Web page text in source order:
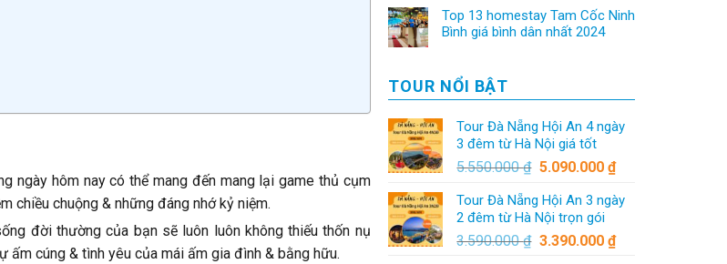
ngày hôm nay có thể mang đến mang lại game thủ cụm
chiều chuộng & những đáng nhớ kỷ niệm.
đời thường của bạn sẽ luôn luôn không thiếu thốn nụ
cúng & tình yêu của mái ấm gia đình & bằng hữu.
Top 13 homestay Tam Cốc Ninh
Bình giá bình dân nhất 2024
TOUR NỔI BẬT
Tour Đà Nẵng Hội An 4 ngày
3 đêm từ Hà Nội giá tốt
5.550.000₫ 5.090.000₫
Tour Đà Nẵng Hội An 3 ngày
2 đêm từ Hà Nội trọn gói
3.590.000₫ 3.390.000₫